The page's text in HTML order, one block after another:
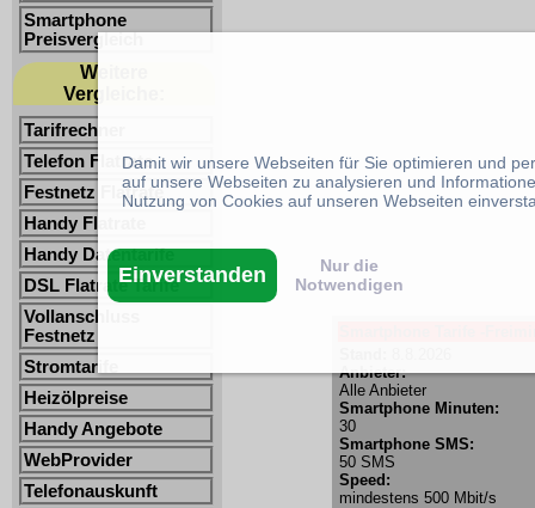
Smartphone
Preisvergleich
Weitere
Vergleiche:
Tarifrechner
Telefon Flatrate
Festnetz Flatrate
Handy Flatrate
Handy Datentarife
DSL Flatrate Tarife
Vollanschluss
Festnetz
Stromtarife
Heizölpreise
Handy Angebote
WebProvider
Telefonauskunft
Anbieter:
Alle Anbieter
Smartphone Minuten:
30
Smartphone SMS:
50 SMS
Speed:
mindestens 500 Mbit/s
Damit wir unsere Webseiten für Sie optimieren und
auf unsere Webseiten zu analysieren und
Nutzung von Cookies auf unseren Webseiten
Einverstanden
Nur die
Notwendigen